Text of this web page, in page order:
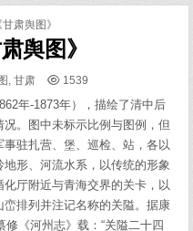
肃舆图》
舆图》
, 甘肃 1539
年-1873年），描绘了清中后
。图中未标示比例与图例，但
驻扎营、堡、巡检、站，各以
形、河流水系，以传统的形象
厅附近与青海交界的关卡，以
排列并注记名称的关隘。据康
《河州志》载：“关隘二十四